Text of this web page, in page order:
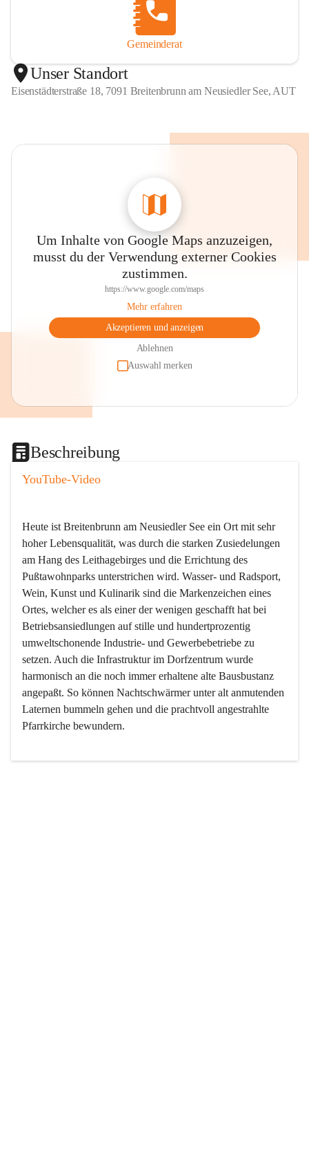
Gemeinderat
Unser Standort
Eisenstädterstraße 18, 7091 Breitenbrunn am Neusiedler See, AUT
Um Inhalte von Google Maps anzuzeigen,
musst du der Verwendung externer Cookies
zustimmen.
https://www.google.com/maps
Mehr erfahren
Akzeptieren und anzeigen
Ablehnen
Auswahl merken
Beschreibung
YouTube-Video
Heute ist Breitenbrunn am Neusiedler See ein Ort mit sehr
hoher Lebensqualität, was durch die starken Zusiedelungen
am Hang des Leithagebirges und die Errichtung des
Pußtawohnparks unterstrichen wird. Wasser- und Radsport,
Wein, Kunst und Kulinarik sind die Markenzeichen eines
Ortes, welcher es als einer der wenigen geschafft hat bei
Betriebsansiedlungen auf stille und hundertprozentig
umweltschonende Industrie- und Gewerbebetriebe zu
setzen. Auch die Infrastruktur im Dorfzentrum wurde
harmonisch an die noch immer erhaltene alte Bausbustanz
angepaßt. So können Nachtschwärmer unter alt anmutenden
Laternen bummeln gehen und die prachtvoll angestrahlte
Pfarrkirche bewundern.
Der Weinbau dominert heute nicht mehr, ist aber integrativer